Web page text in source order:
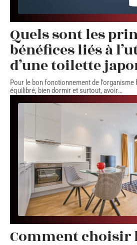
Quels sont les
bénéfices liés à
d’une toilette
Pour le bon fonctionnement de
équilibré, bien dormir et surtout, avoir…
Comment choisir